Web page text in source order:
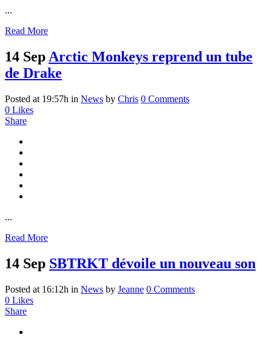
...
Read More
14 SepArctic Monkeys reprend un tube
de Drake
Posted at 19:57h in News by Chris 0 Comments
0 Likes
Share
...
Read More
14 Sep SBTRKT dévoile un nouveau son
Posted at 16:12h in News by Jeanne 0 Comments
0 Likes
Share